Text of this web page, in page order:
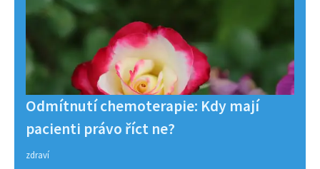
Odmítnutí chemoterapie: Kdy mají
pacienti právo říct ne?
zdraví